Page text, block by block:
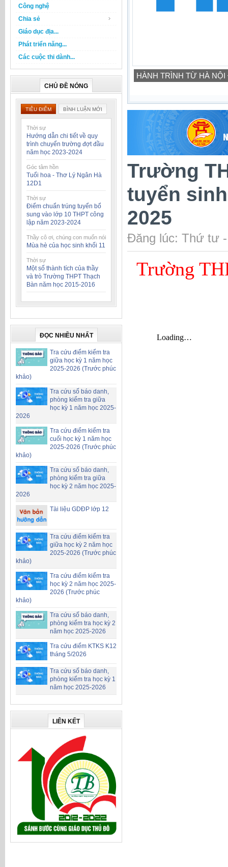
Công nghệ
Chia sẻ
Giáo dục địa...
Phát triển năng...
Các cuộc thi dành...
CHỦ ĐỀ NÓNG
TIÊU ĐIỂM BÌNH LUẬN MỚI
Thời sự
Hướng dẫn chi tiết về quy
trình chuyển trường đợt đầu
năm học 2023-2024
Góc tâm hồn
Tuổi hoa - Thơ Lý Ngân Hà
12D1
Thời sự
Điểm chuẩn trúng tuyển bổ
sung vào lớp 10 THPT công
lập năm 2023-2024
Thầy cô ơi, chúng con muốn nói
Mùa hè của học sinh khối 11
Thời sự
Một số thành tích của thầy
và trò Trường THPT Thạch
Bàn năm học 2015-2016
ĐỌC NHIỀU NHẤT
Tra cứu điểm kiểm tra
giữa học kỳ 1 năm học
2025-2026 (Trước phúc
khảo)
Tra cứu số báo danh,
phòng kiểm tra giữa
học kỳ 1 năm học 2025-
2026
Tra cứu điểm kiểm tra
cuối học kỳ 1 năm học
2025-2026 (Trước phúc
khảo)
Tra cứu số báo danh,
phòng kiểm tra giữa
học kỳ 2 năm học 2025-
2026
Tài liệu GDĐP lớp 12
Tra cứu điểm kiểm tra
giữa học kỳ 2 năm học
2025-2026 (Trước phúc
khảo)
Tra cứu điểm kiểm tra
học kỳ 2 năm học 2025-
2026 (Trước phúc
khảo)
Tra cứu số báo danh,
phòng kiểm tra học kỳ 2
năm học 2025-2026
Tra cứu điểm KTKS K12
tháng 5/2026
Tra cứu số báo danh,
phòng kiểm tra học kỳ 1
năm học 2025-2026
LIÊN KẾT
Cuộc thi tìm hiểu 80 năm
19/10/2026)
Trường
tuyển
2025
Đăng lúc: Thứ tư
Trường